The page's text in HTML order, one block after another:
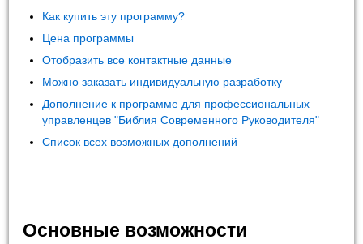
Как купить эту программу?
Цена программы
Отобразить все контактные данные
Можно заказать индивидуальную разработку
Дополнение к программе для профессиональных
управленцев "Библия Современного Руководителя"
Список всех возможных дополнений
Основные возможности